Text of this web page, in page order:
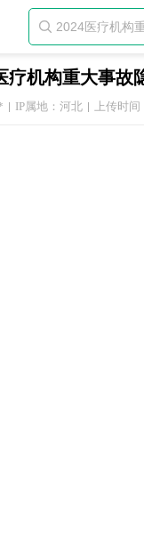

疗机构重大事故
IP属地：河北 上传时